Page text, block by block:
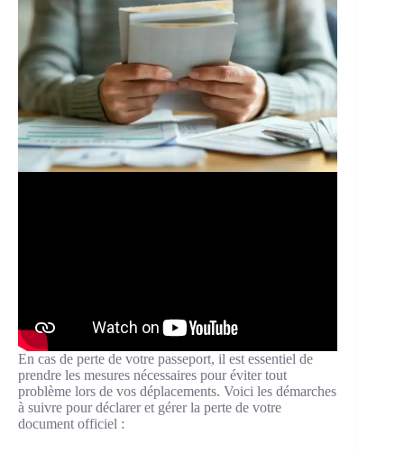
En cas de perte de votre passeport, il est essentiel de
prendre les mesures nécessaires pour éviter tout
problème lors de vos déplacements. Voici les démarches
à suivre pour déclarer et gérer la perte de votre
document officiel :